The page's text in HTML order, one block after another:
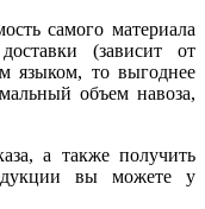
самого материала
(зависит от
языком, то выгоднее
объем навоза,
а также получить
вы можете у